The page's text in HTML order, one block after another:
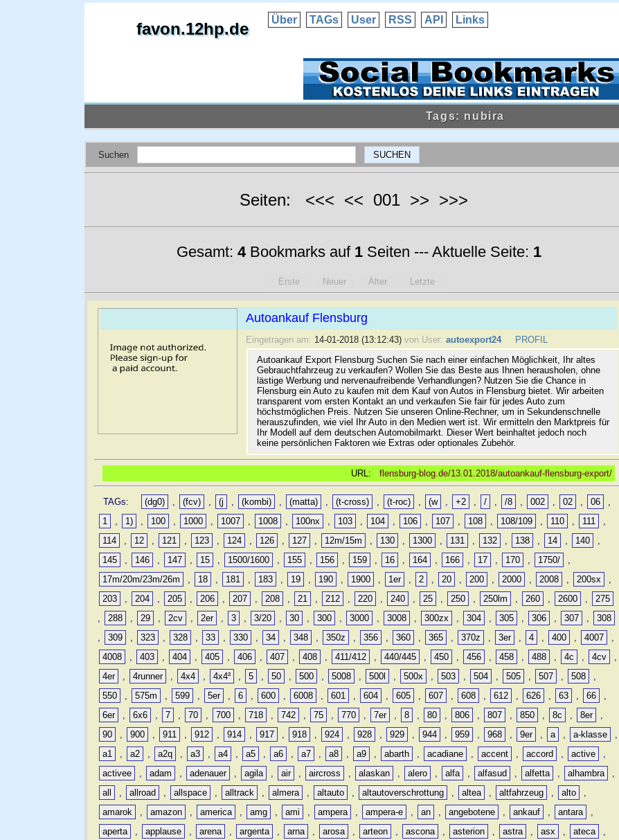
favon.12hp.de Über TAGs User RSS API Links
Tags: nubira
Suchen
Seiten: <<< << 001 >> >>>
Gesamt: 4Bookmarks auf 1Seiten --- Aktuelle Seite: 1
Erste Neuer Älter Letzte
Autoankauf Flensburg
Eingetragen am: 14-01-2018 (13:12:43) von User: autoexport24
PROFIL
Autoankauf Export Flensburg Suchen Sie nach einer einfachen Möglichkeit, Ihr altes
Gebrauchtfahrzeug zu verkaufen? Wollen Sie das Beste aus Ihnen herausholen, ohne
lästige Werbung und nervenaufreibende Verhandlungen? Nutzen Sie die Chance in
Flensburg ein Auto zu kaufen mit dem Kauf von Autos in Flensburg bietet. Wir arbeiten
transparent vom ersten Kontakt an und verkaufen Sie fair für jedes Auto zum
höchstmöglichen Preis. Nutzen Sie unseren Online-Rechner, um in Sekundenschnelle
herauszufinden, wie viel Ihr Auto in den Medien wert ist. Wir ermitteln den Marktpreis für
Ihr Modell auf dem deutschen Automobilmarkt. Dieser Wert beinhaltet jedoch noch
keine persönlichen Faktoren wie Extras oder optionales Zubehör.
URL: flensburg-blog.de/13.01.2018/autoankauf-flensburg-export/
TAGs: (dg0) , (fcv) , (j , (kombi) , (matta) , (t-cross) , (t-roc) , (w , +2 , / , /8 , 002 , 02 , 06
,
1
, 1) , 100 , 1000 , 1007 , 1008 , 100nx , 103 , 104 , 106 , 107 , 108 , 108/109 , 110 , 111
,
114
, 12 , 121 , 123 , 124 , 126 , 127 , 12m/15m , 130 , 1300 , 131 , 132 , 138 , 14 , 140
,
145
, 146 , 147 , 15 , 1500/1600 , 155 , 156 , 159 , 16 , 164 , 166 , 17 , 170 , 1750/
,
17m/20m/23m/26m
, 18 , 181 , 183 , 19 , 190 , 1900 , 1er , 2 , 20 , 200 , 2000 , 2008 , 200sx
,
203
, 204 , 205 , 206 , 207 , 208 , 21 , 212 , 220 , 240 , 25 , 250 , 250lm , 260 , 2600 ,
275
,
288 , 29 , 2cv , 2er , 3 , 3/20 , 30 , 300 , 3000 , 3008 , 300zx , 304 , 305 , 306 , 307 ,
308
,
309 , 323 , 328 , 33 , 330 , 34 , 348 , 350z , 356 , 360 , 365 , 370z , 3er , 4 , 400 , 4007
,
4008
, 403 , 404 , 405 , 406 , 407 , 408 , 411/412 , 440/445 , 450 , 456 , 458 , 488 , 4c , 4cv
,
4er
, 4runner , 4x4 , 4x4² , 5 , 50 , 500 , 5008 , 500l , 500x , 503 , 504 , 505 , 507 , 508
,
550
, 575m , 599 , 5er , 6 , 600 , 6008 , 601 , 604 , 605 , 607 , 608 , 612 , 626 , 63 , 66
,
6er
, 6x6 , 7 , 70 , 700 , 718 , 742 , 75 , 770 , 7er , 8 , 80 , 806 , 807 , 850 , 8c , 8er
,
90
, 900 , 911 , 912 , 914 , 917 , 918 , 924 , 928 , 929 , 944 , 959 , 968 , 9er , a , a-klasse
,
a1
, a2 , a2q , a3 , a4 , a5 , a6 , a7 , a8 , a9 , abarth , acadiane , accent , accord , active
,
activee
, adam , adenauer , agila , air , aircross , alaskan , alero , alfa , alfasud , alfetta , alhambra
,
all
, allroad , allspace , alltrack , almera , altauto , altautoverschrottung , altea , altfahrzeug , alto
,
amarok
, amazon , america , amg , ami , ampera , ampera-e , an , angebotene , ankauf , antara
,
aperta
, applause , arena , argenta , arna , arosa , arteon , ascona , asterion , astra , asx , ateca
,